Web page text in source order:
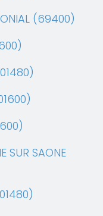
(69400)
SUR SAONE